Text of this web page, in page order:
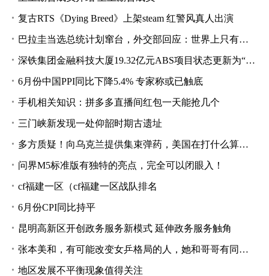
复古RTS《Dying Breed》上架steam 红警风真人出演
巴拉圭当选总统计划窜台，外交部回应：世界上只有一个中国
深铁集团金融科技大厦19.32亿元ABS项目状态更新为“已反馈”
6月份中国PPI同比下降5.4% 专家称或已触底
手机相关知识：拼多多直播间红包一天能抢几个
三门峡新发现一处仰韶时期古遗址
多方质疑！向乌克兰提供集束弹药，美国在打什么算盘？
问界M5标准版有独特的亮点，完全可以闭眼入！
cf福建一区（cf福建一区战队排名
6月份CPI同比持平
昆明高新区开创政务服务新模式 延伸政务服务触角
张本美和，有可能改变女乒格局的人，她和哥哥有同样的特质
地区发展不平衡现象值得关注